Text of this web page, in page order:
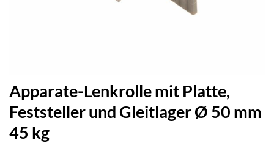
Apparate-Lenkrolle mit Platte,
Feststeller und Gleitlager Ø 50 mm
45 kg